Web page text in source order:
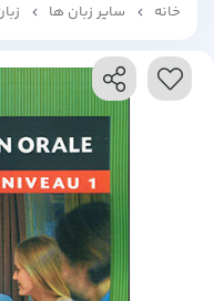
خانه سایر زبان ها